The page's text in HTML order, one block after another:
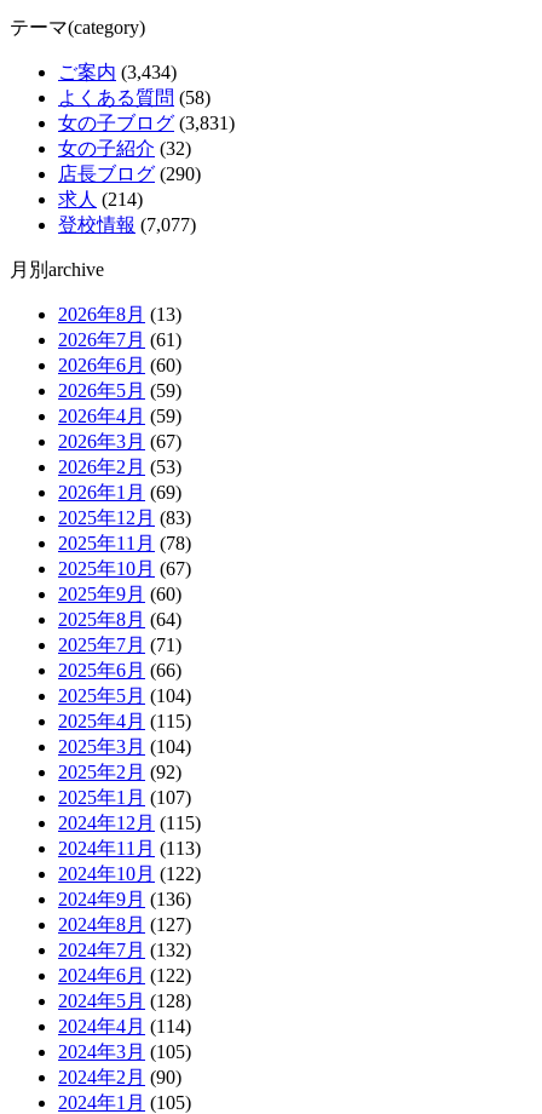
テーマ(category)
ご案内 (3,434)
よくある質問 (58)
女の子ブログ (3,831)
女の子紹介 (32)
店長ブログ (290)
求人 (214)
登校情報 (7,077)
月別archive
2026年8月 (13)
2026年7月 (61)
2026年6月 (60)
2026年5月 (59)
2026年4月 (59)
2026年3月 (67)
2026年2月 (53)
2026年1月 (69)
2025年12月 (83)
2025年11月 (78)
2025年10月 (67)
2025年9月 (60)
2025年8月 (64)
2025年7月 (71)
2025年6月 (66)
2025年5月 (104)
2025年4月 (115)
2025年3月 (104)
2025年2月 (92)
2025年1月 (107)
2024年12月 (115)
2024年11月 (113)
2024年10月 (122)
2024年9月 (136)
2024年8月 (127)
2024年7月 (132)
2024年6月 (122)
2024年5月 (128)
2024年4月 (114)
2024年3月 (105)
2024年2月 (90)
2024年1月 (105)